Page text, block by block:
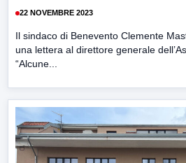
22 NOVEMBRE 2023
Il sindaco di Benevento Clemente
una lettera al direttore generale
“Alcune...